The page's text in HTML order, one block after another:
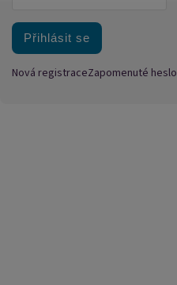
Přihlásit se
Nová registraceZapomenuté heslo